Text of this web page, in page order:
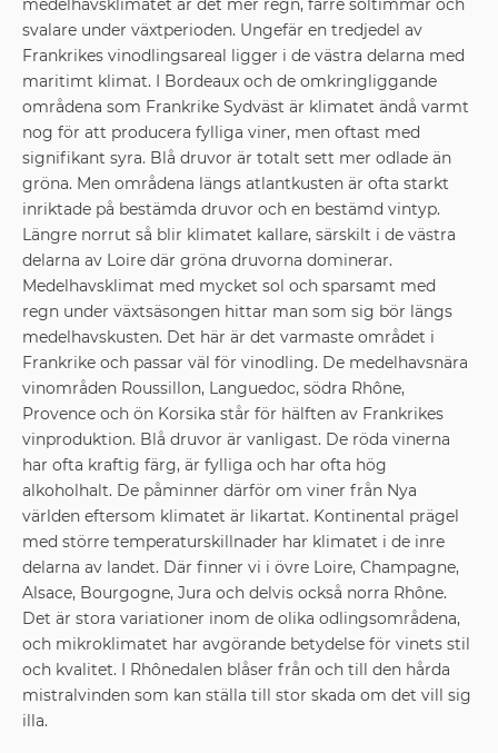
medelhavsklimatet är det mer regn, färre soltimmar och
svalare under växtperioden. Ungefär en tredjedel av
Frankrikes vinodlingsareal ligger i de västra delarna med
maritimt klimat. I Bordeaux och de omkringliggande
områdena som Frankrike Sydväst är klimatet ändå varmt
nog för att producera fylliga viner, men oftast med
signifikant syra. Blå druvor är totalt sett mer odlade än
gröna. Men områdena längs atlantkusten är ofta starkt
inriktade på bestämda druvor och en bestämd vintyp.
Längre norrut så blir klimatet kallare, särskilt i de västra
delarna av Loire där gröna druvorna dominerar.
Medelhavsklimat med mycket sol och sparsamt med
regn under växtsäsongen hittar man som sig bör längs
medelhavskusten. Det här är det varmaste området i
Frankrike och passar väl för vinodling. De medelhavsnära
vinområden Roussillon, Languedoc, södra Rhône,
Provence och ön Korsika står för hälften av Frankrikes
vinproduktion. Blå druvor är vanligast. De röda vinerna
har ofta kraftig färg, är fylliga och har ofta hög
alkoholhalt. De påminner därför om viner från Nya
världen eftersom klimatet är likartat. Kontinental prägel
med större temperaturskillnader har klimatet i de inre
delarna av landet. Där finner vi i övre Loire, Champagne,
Alsace, Bourgogne, Jura och delvis också norra Rhône.
Det är stora variationer inom de olika odlingsområdena,
och mikroklimatet har avgörande betydelse för vinets stil
och kvalitet. I Rhônedalen blåser från och till den hårda
mistralvinden som kan ställa till stor skada om det vill sig
illa.